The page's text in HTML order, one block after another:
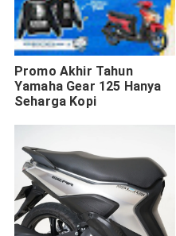
Promo Akhir Tahun
Yamaha Gear 125 Hanya
Seharga Kopi